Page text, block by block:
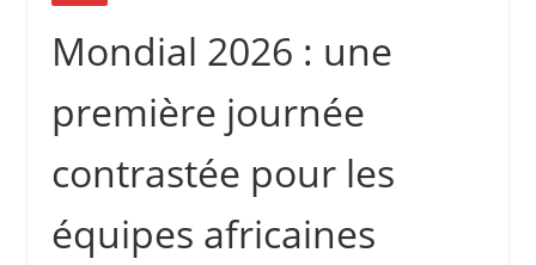
Mondial 2026 : une
première journée
contrastée pour les
équipes africaines